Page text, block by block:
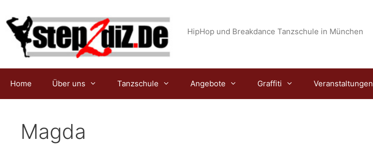
Inhalt
springen
HipHop und Breakdance Tanzschule in München
Home Über uns Tanzschule Angebote Graffiti Veranstaltungen
Magda